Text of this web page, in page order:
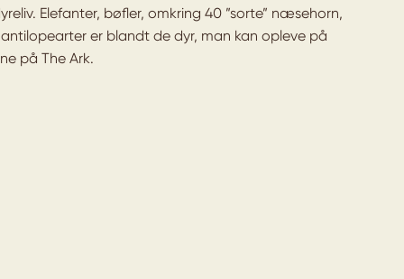
Elefanter, bøfler, omkring 40 ”sorte” næsehorn,
er blandt de dyr, man kan opleve på
på The Ark.